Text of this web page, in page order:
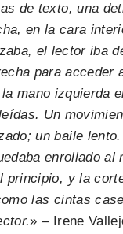
de texto, una
en la cara
el lector iba
para acceder
mano izquierda
Un
un baile
enrollado al
principio, y la
las cintas
» – Irene